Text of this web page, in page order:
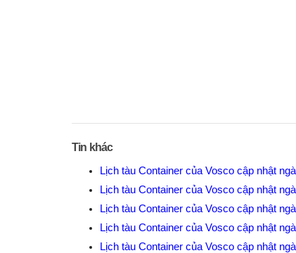
Tin khác
Lịch tàu Container của Vosco cập nhật
Lịch tàu Container của Vosco cập nhật
Lịch tàu Container của Vosco cập nhật
Lịch tàu Container của Vosco cập nhật
Lịch tàu Container của Vosco cập nhật